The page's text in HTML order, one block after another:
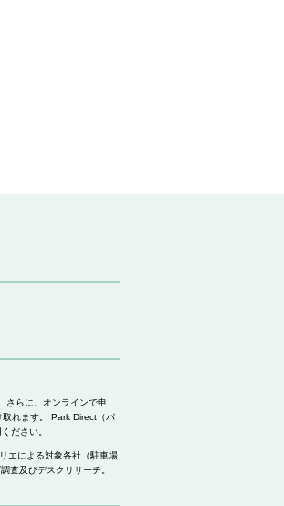
さらに、オンラインで申
れます。 Park Direct（パ
ださい。
エによる対象各社（駐車場
査及びデスクリサーチ。